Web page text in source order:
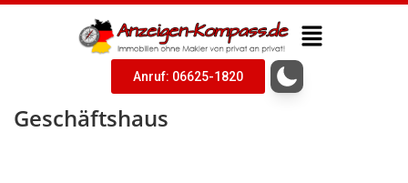
Anruf: 06625-1820
Geschäftshaus